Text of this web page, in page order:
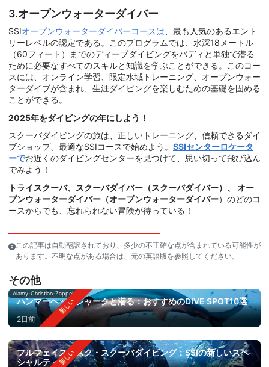
3.オープンウォーターダイバー
SSIオープンウォーターダイバーコースは 、最も人気のあるエント
リーレベルの認定である。このプログラムでは、水深18メートル
（60フィート）までのディープダイビングをバディと単独で潜る
ために必要なすべてのスキルと知識を学ぶことができる。このコー
スには、オンライン学習、限定水域トレーニング、オープンウォー
ターダイブが含まれ、生涯ダイビングを楽しむための基礎を固める
ことができる。
2025年をダイビングの年にしよう！
スクーバダイビングの旅は、正しいトレーニング、信頼できるダイ
ブショップ、最適なSSIコースで始めよう。 SSIセンターロケータ
ーでお近くのダイビングセンターを見つけて、思い切って飛び込ん
でみよう！
トライスクーバ、スクーバダイバー（スクーバダイバー）、 オー
プンウォーターダイバー（オープンウォーターダイバー）のどのコ
ースからでも、忘れられない冒険が待っている！
この記事は自動翻訳されており、多少の不正確な点が含まれている可能性が
あります。不明な点がある場合は、元の英語版を参照してください。
その他
Alamy-Christian-Zappel
ハンマーヘッドシャークと潜る：おすすめのDIVE SPOT10選
2日前
フルフェイスマスク・スクーバダイビング：SSIの新しいスペ
シャルティ